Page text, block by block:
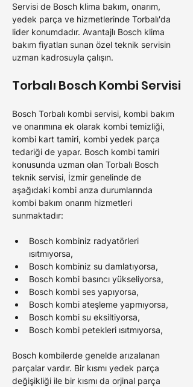
Servisi de Bosch klima bakım, onarım,
yedek parça ve hizmetlerinde Torbalı'da
lider konumdadır. Avantajlı Bosch klima
bakım fiyatları sunan özel teknik servisin
uzman kadrosuyla çalışın.
Torbalı Bosch Kombi Servisi
Bosch Torbalı kombi servisi, kombi bakım
ve onarımına ek olarak kombi temizliği,
kombi kart tamiri, kombi yedek parça
tedariği de yapar. Bosch kombi tamiri
konusunda uzman olan Torbalı Bosch
teknik servisi, İzmir genelinde de
aşağıdaki kombi arıza durumlarında
kombi bakım onarım hizmetleri
sunmaktadır:
Bosch kombiniz radyatörleri
ısıtmıyorsa,
Bosch kombiniz su damlatıyorsa,
Bosch kombi basıncı yükseliyorsa,
Bosch kombi ses yapıyorsa,
Bosch kombi ateşleme yapmıyorsa,
Bosch kombi su eksiltiyorsa,
Bosch kombi petekleri ısıtmıyorsa,
Bosch kombilerde genelde arızalanan
parçalar vardır. Bir kısmı yedek parça
değişikliği ile bir kısmı da orjinal parça